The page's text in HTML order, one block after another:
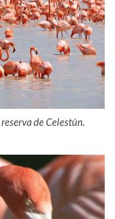
de Celestún.